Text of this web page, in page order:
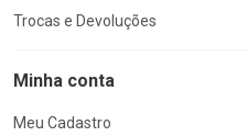
Trocas e Devoluções
Minha conta
Meu Cadastro